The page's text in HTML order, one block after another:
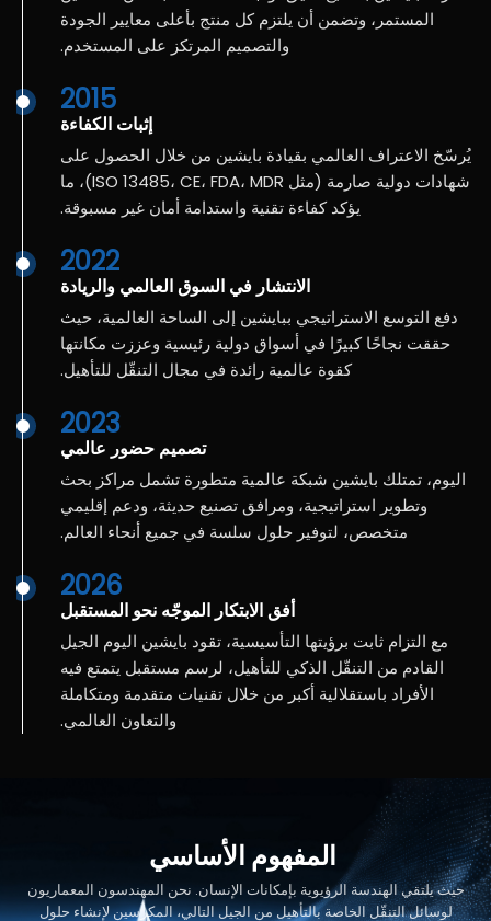
المستمر، وتضمن أن يلتزم كل منتج بأعلى معايير الجودة
والتصميم المرتكز على المستخدم.
2015
إثبات الكفاءة
يُرسّخ الاعتراف العالمي بقيادة بايشين من خلال الحصول على
شهادات دولية صارمة (مثل ISO 13485، CE، FDA، MDR)، ما
يؤكد كفاءة تقنية واستدامة أمان غير مسبوقة.
2022
الانتشار في السوق العالمي والريادة
دفع التوسع الاستراتيجي ببايشين إلى الساحة العالمية، حيث
حققت نجاحًا كبيرًا في أسواق دولية رئيسية وعززت مكانتها
كقوة عالمية رائدة في مجال التنقّل للتأهيل.
2023
تصميم حضور عالمي
اليوم، تمتلك بايشين شبكة عالمية متطورة تشمل مراكز بحث
وتطوير استراتيجية، ومرافق تصنيع حديثة، ودعم إقليمي
متخصص، لتوفير حلول سلسة في جميع أنحاء العالم.
2026
أفق الابتكار الموجّه نحو المستقبل
مع التزام ثابت برؤيتها التأسيسية، تقود بايشين اليوم الجيل
القادم من التنقّل الذكي للتأهيل، لرسم مستقبل يتمتع فيه
الأفراد باستقلالية أكبر من خلال تقنيات متقدمة ومتكاملة
والتعاون العالمي.
المفهوم الأساسي
حيث يلتقي الهندسة الرؤيوية بإمكانات الإنسان. نحن المهندسون المعماريون
لوسائل التنقّل الخاصة بالتأهيل من الجيل التالي، المكرسين لإنشاء حلول